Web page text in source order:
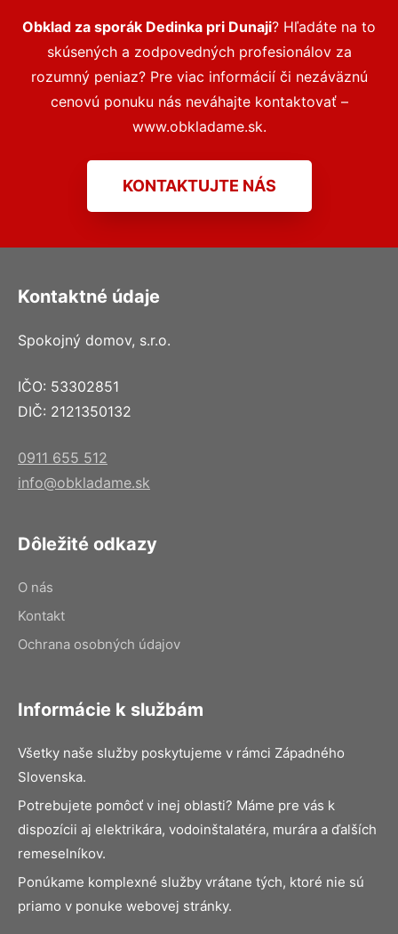
Obklad za sporák Dedinka pri Dunaji? Hľadáte na to
skúsených a zodpovedných profesionálov za
rozumný peniaz? Pre viac informácií či nezáväznú
cenovú ponuku nás neváhajte kontaktovať –
www.obkladame.sk.
KONTAKTUJTE NÁS
Kontaktné údaje
Spokojný domov, s.r.o.
IČO: 53302851
DIČ: 2121350132
0911 655 512
info@obkladame.sk
Dôležité odkazy
O nás
Kontakt
Ochrana osobných údajov
Informácie k službám
Všetky naše služby poskytujeme v rámci Západného
Slovenska.
Potrebujete pomôcť v inej oblasti? Máme pre vás k
dispozícii aj elektrikára, vodoinštalatéra, murára a ďalších
remeselníkov.
Ponúkame komplexné služby vrátane tých, ktoré nie sú
priamo v ponuke webovej stránky.